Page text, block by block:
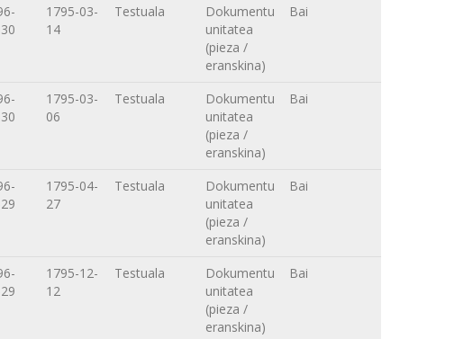
1795-03-
14
Testuala
Dokumentu
unitatea
(pieza /
eranskina)
Bai
1795-03-
06
Testuala
Dokumentu
unitatea
(pieza /
eranskina)
Bai
1795-04-
27
Testuala
Dokumentu
unitatea
(pieza /
eranskina)
Bai
1795-12-
12
Testuala
Dokumentu
unitatea
(pieza /
eranskina)
Bai